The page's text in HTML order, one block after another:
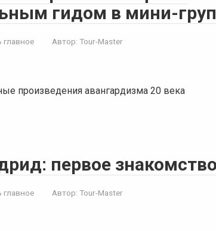
гидом в мини-
главное Автор: Tour-Master
произведения авангардизма 20 века
первое
главное Автор: Tour-Master